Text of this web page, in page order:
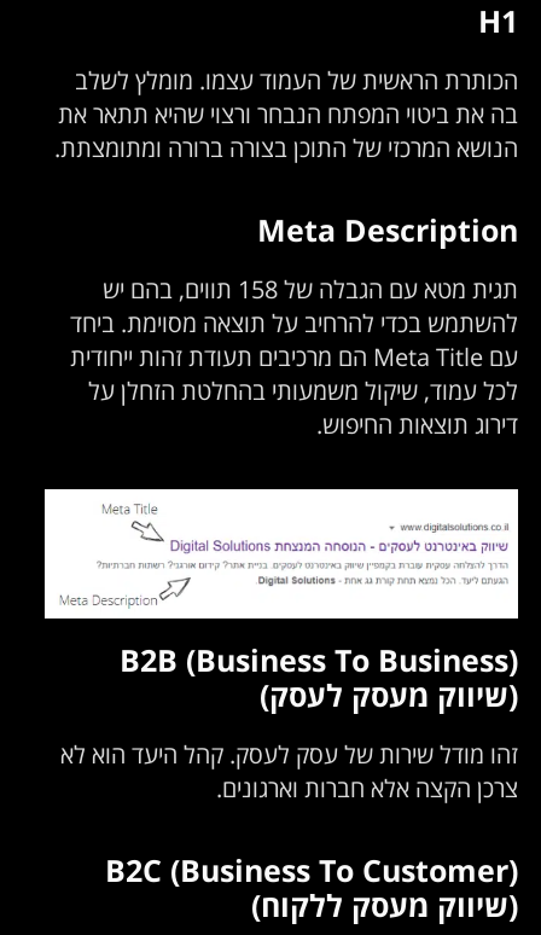
H1
הכותרת הראשית של העמוד עצמו. מומלץ לשלב
בה את ביטוי המפתח הנבחר ורצוי שהיא תתאר את
הנושא המרכזי של התוכן בצורה ברורה ומתומצתת.
Meta Description
תגית מטא עם הגבלה של 158 תווים, בהם יש
להשתמש בכדי להרחיב על תוצאה מסוימת. ביחד
עם Meta Title הם מרכיבים תעודת זהות ייחודית
לכל עמוד, שיקול משמעותי בהחלטת הזחלן על
דירוג תוצאות החיפוש.
B2B (Business To Business)
(שיווק מעסק לעסק)
זהו מודל שירות של עסק לעסק. קהל היעד הוא לא
צרכן הקצה אלא חברות וארגונים.
B2C (Business To Customer)
(שיווק מעסק ללקוח)